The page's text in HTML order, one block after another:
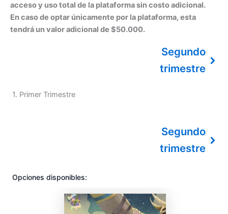
acceso y uso total de la plataforma sin costo adicional.
En caso de optar únicamente por la plataforma, esta
tendrá un valor adicional de $50.000.
Segundo
trimestre
1 Primer Trimestre
Segundo
trimestre
Opciones disponibles: